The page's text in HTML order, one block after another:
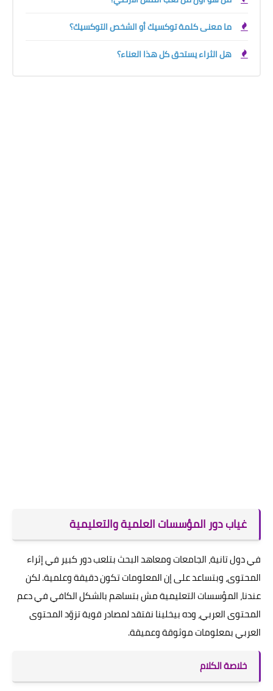
ما معنى كلمة توكسيك أو الشخص التوكسيك؟
هل الثراء يستحق كل هذا العناء؟
غياب دور المؤسسات العلمية والتعليمية
في دول تانية، الجامعات ومعاهد البحث بتلعب دور كبير في إثراء
المحتوى، وبتساعد على إن المعلومات تكون دقيقة وعلمية. لكن
عندنا، المؤسسات التعليمية مش بتساهم بالشكل الكافي في دعم
المحتوى العربي، وده بيخلينا نفتقد لمصادر قوية تزوّد المحتوى
العربي بمعلومات موثوقة وعميقة.
خلاصة الكلام